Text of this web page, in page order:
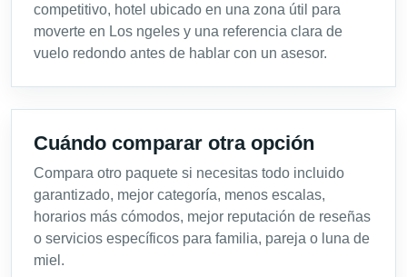
competitivo, hotel ubicado en una zona útil para
moverte en Los ngeles y una referencia clara de
vuelo redondo antes de hablar con un asesor.
Cuándo comparar otra opción
Compara otro paquete si necesitas todo incluido
garantizado, mejor categoría, menos escalas,
horarios más cómodos, mejor reputación de reseñas
o servicios específicos para familia, pareja o luna de
miel.